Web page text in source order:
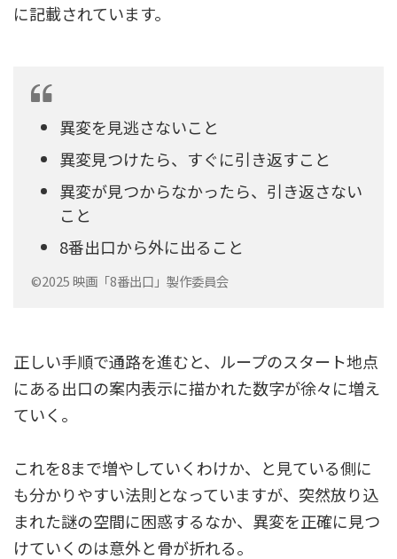
に記載されています。
異変を見逃さないこと
異変見つけたら、すぐに引き返すこと
異変が見つからなかったら、引き返さない
こと
8番出口から外に出ること
©2025 映画「8番出口」製作委員会
正しい手順で通路を進むと、ループのスタート地点
にある出口の案内表示に描かれた数字が徐々に増え
ていく。
これを8まで増やしていくわけか、と見ている側に
も分かりやすい法則となっていますが、突然放り込
まれた謎の空間に困惑するなか、異変を正確に見つ
けていくのは意外と骨が折れる。